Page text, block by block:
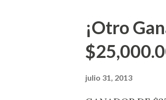
indicó López.
mismo se
jugadores
de la página
¡Otro
julio 31, 2013